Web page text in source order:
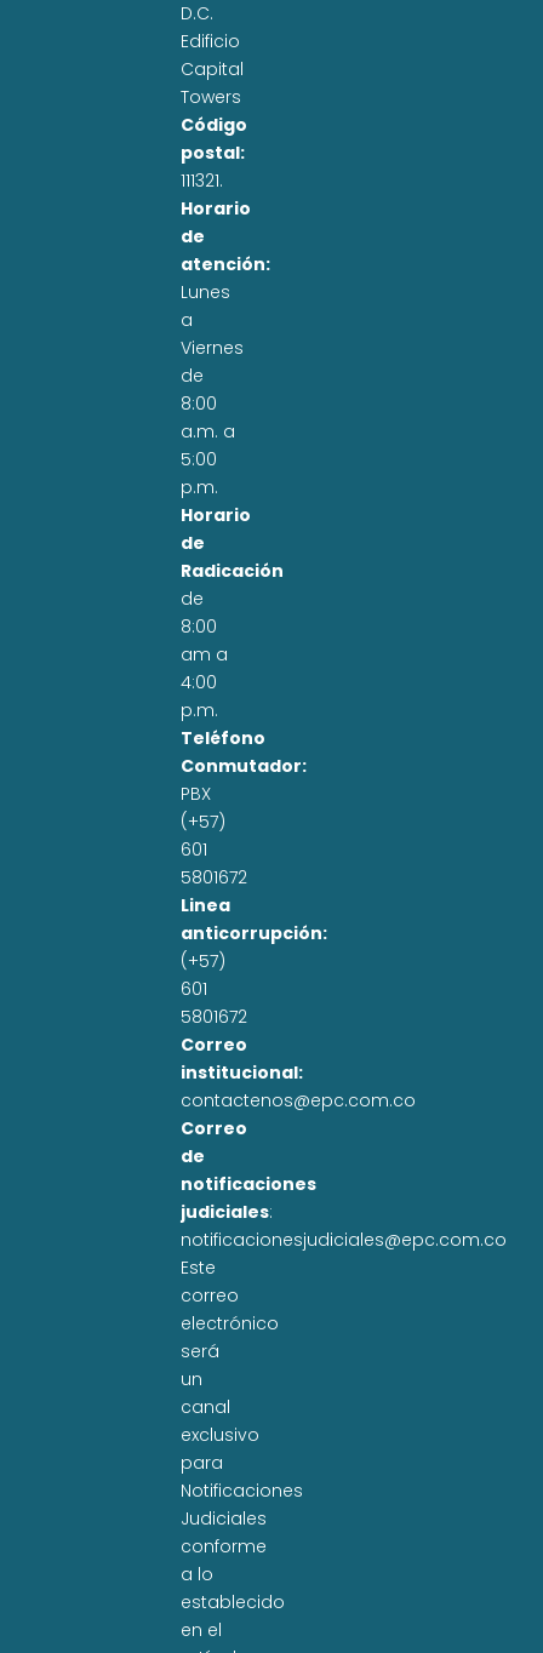
D.C.
Edificio
Capital
Towers
Código
postal:
111321.
Horario
de
atención:
Lunes
a
Viernes
de
8:00
a.m. a
5:00
p.m.
Horario
de
Radicación
de
8:00
am a
4:00
p.m.
Teléfono
Conmutador:
PBX
(+57)
601
5801672
Linea
anticorrupción:
(+57)
601
5801672
Correo
institucional:
contactenos@epc.com.co
Correo
de
notificaciones
judiciales:
notificacionesjudiciales@epc.com.co
Este
correo
electrónico
será
un
canal
exclusivo
para
Notificaciones
Judiciales
conforme
a lo
establecido
en el